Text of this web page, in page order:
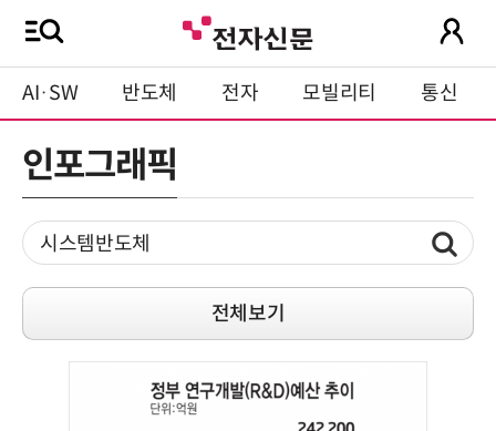
AI·SW 반도체 전자 모빌리티 통신
인포그래픽
전체보기